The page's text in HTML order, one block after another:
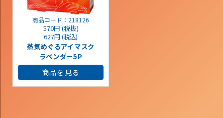
商品コード：218126
570円 (税抜)
627円 (税込)
蒸気めぐるアイマスク
ラベンダー5P